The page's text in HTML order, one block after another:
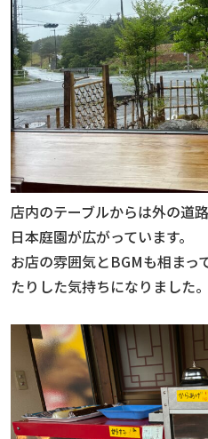
店内のテーブルからは外の道
日本庭園が広がっています。
お店の雰囲気とBGMも相まっ
たりした気持ちになりました。